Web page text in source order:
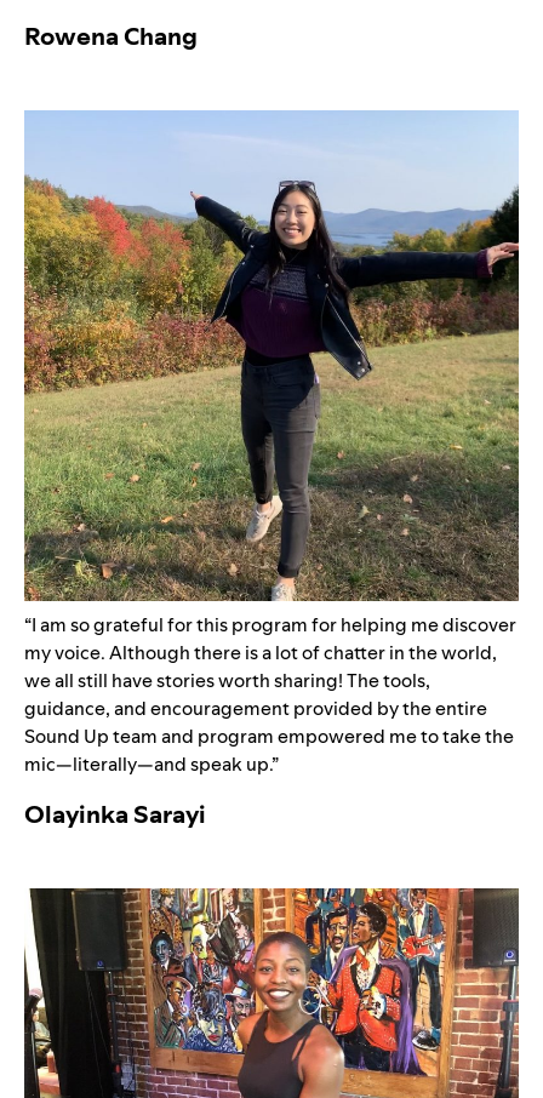
Rowena Chang
“I am so grateful for this program for helping me discover
my voice. Although there is a lot of chatter in the world,
we all still have stories worth sharing! The tools,
guidance, and encouragement provided by the entire
Sound Up team and program empowered me to take the
mic—literally—and speak up.”
Olayinka Sarayi